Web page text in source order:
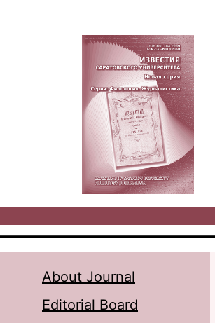
About Journal
Editorial Board